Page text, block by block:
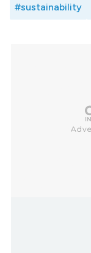
#sustainability